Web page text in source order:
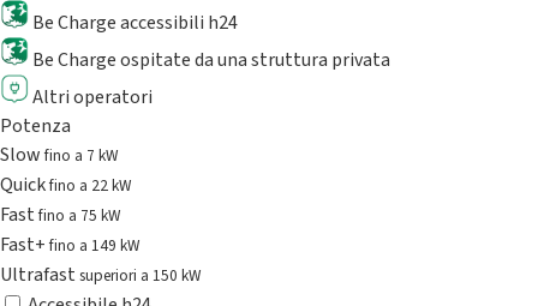
Be Charge accessibili h24
Be Charge ospitate da una struttura privata
Altri operatori
Potenza
Slowfino a 7 kW
Quickfino a 22 kW
Fastfino a 75 kW
Fast+fino a 149 kW
Ultrafast superiori a 150 kW